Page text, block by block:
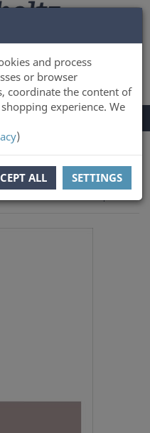
and process
or browser
coordinate the content of
experience. We
)
ALL SETTINGS
CART 0